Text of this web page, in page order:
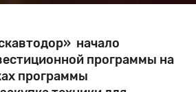
начало
программы на
программы